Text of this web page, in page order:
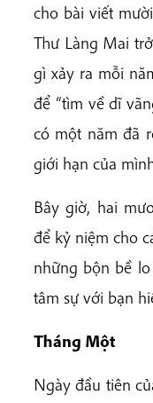
cho bài viết
Thư Làng Mai
gì xảy ra mỗi
để “tìm về dĩ
có một năm đã
giới hạn của
Bây giờ, hai
để kỷ niệm cho
những bộn bề
tâm sự với bạn
Tháng Một
Ngày đầu tiên